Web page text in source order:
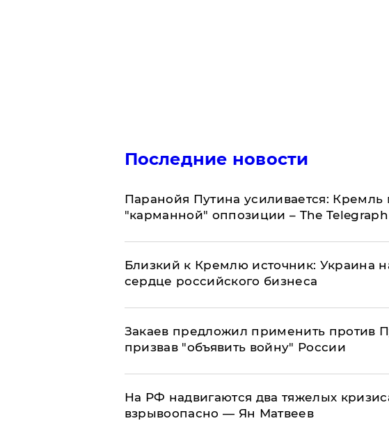
Последние новости
Паранойя Путина усиливается: Кремль
"карманной" оппозиции – The Telegraph
Близкий к Кремлю источник: Украина
сердце российского бизнеса
Закаев предложил применить против
призвав "объявить войну" России
На РФ надвигаются два тяжелых
взрывоопасно — Ян Матвеев